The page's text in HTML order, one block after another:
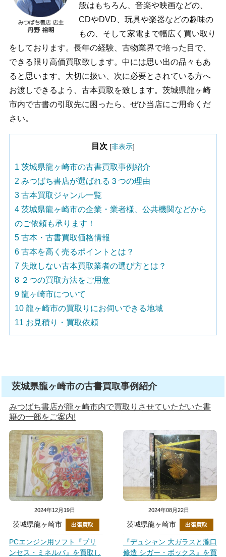
般はもちろん、音楽や映画などの、
CDやDVD、玩具や楽器などの趣味の
もの、そして家電まで幅広く買い取り
をしております。長年の経験、古物業界で培った目で、
できる限り高価買取致します。中には思い出の品々もあ
ると思います。大切に扱い、次に必要とされている方へ
お渡しできるよう、古本買取を致します。茨城県龍ヶ崎
市内で古書の引取先に困ったら、ぜひ当店にご用命くだ
さい。
目次 [非表示]
1 茨城県龍ヶ崎市の古書買取事例紹介
2 みつばち書店が選ばれる３つの理由
3 古本買取ジャンル一覧
4 茨城県龍ヶ崎市の企業・業者様、公共機関などから
のご依頼も承ります！
5 古本・古書買取価格情報
6 古本を高く売るポイントとは？
7 失敗しない古本買取業者の選び方とは？
8 ２つの買取方法をご用意
9 龍ヶ崎市について
10 龍ヶ崎市の買取りにお伺いできる地域
11 お見積り・買取依頼
茨城県龍ヶ崎市の古書買取事例紹介
みつばち書店が龍ヶ崎市内で買取りさせていただいた書
籍の一部をご案内!
2024年12月19日
茨城県龍ヶ崎市 出張買取
PCエンジン用ソフト『プリ
ンセス・ミネルバ』を買取し
2024年08月22日
茨城県龍ヶ崎市 出張買取
『デュシャン 大ガラスと瀧口
修造 シガー・ボックス』を買